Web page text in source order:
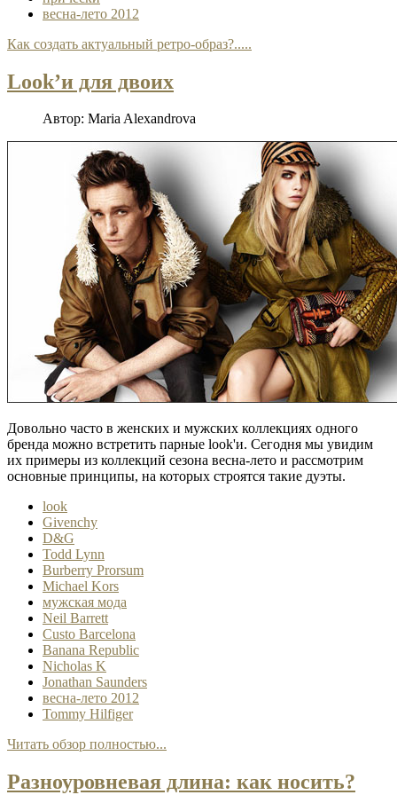
весна-лето 2012
Как создать актуальный ретро-образ?.....
Look’и для двоих
Автор: Maria Alexandrova
Довольно часто в женских и мужских коллекциях одного
бренда можно встретить парные look'и. Сегодня мы увидим
их примеры из коллекций сезона весна-лето и рассмотрим
основные принципы, на которых строятся такие дуэты.
look
Givenchy
D&G
Todd Lynn
Burberry Prorsum
Michael Kors
мужская мода
Neil Barrett
Custo Barcelona
Banana Republic
Nicholas K
Jonathan Saunders
весна-лето 2012
Tommy Hilfiger
Читать обзор полностью...
Разноуровневая длина: как носить?